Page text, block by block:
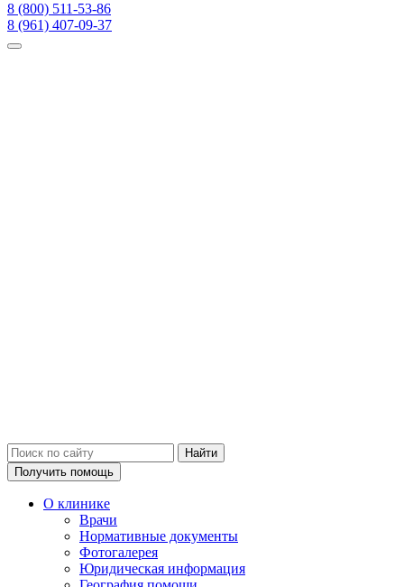
8 (800) 511-53-86
8 (961) 407-09-37
Получить помощь
О клинике
Врачи
Нормативные документы
Фотогалерея
Юридическая информация